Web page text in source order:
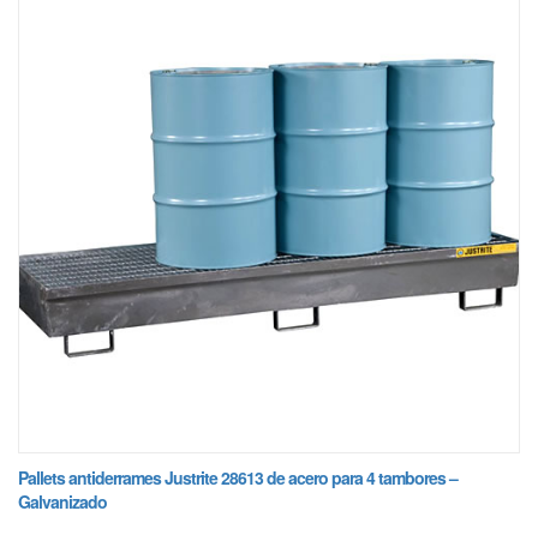
Pallets antiderrames Justrite 28613 de acero para 4 tambores –
Galvanizado